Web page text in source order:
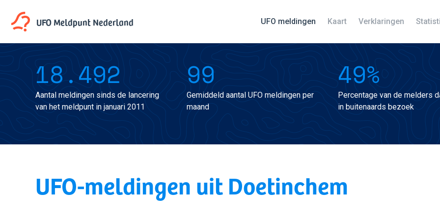
UFO MeldpuntNederland UFO meldingen Kaart Verklaringen
18.492
Aantal meldingen sinds de lancering
van het meldpunt in januari 2011
99
Gemiddeld aantal UFO meldingen per
maand
49%
Percentage van de melders
in buitenaards bezoek
UFO-meldingen uit Doetinchem